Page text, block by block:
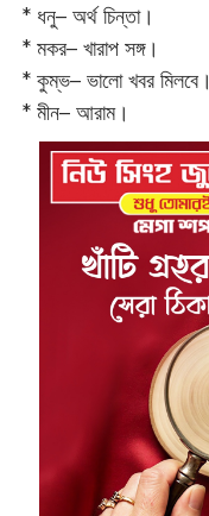
* ধনু– অর্থ চিন্তা।
* মকর– খারাপ সঙ্গ।‌
* কুম্ভ– ভালো খবর মিলবে।
* মীন– আরাম।‌‌‌‌‌‌‌‌‌‌‌‌‌‌‌‌‌‌‌‌‌‌‌‌‌‌‌‌‌‌‌‌‌‌‌‌‌‌‌‌‌‌‌‌‌‌‌‌